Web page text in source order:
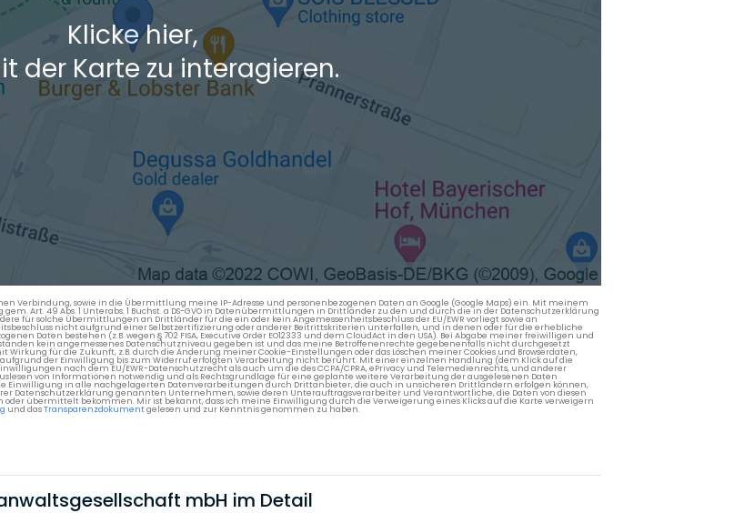
Klicke hier,
der Karte zu interagieren.
Verbindung, sowie in die Übermittlung meine IP-Adresse und personenbezogenen Daten an Google (Google Maps) ein. Mit meinem
Art. 49 Abs. 1 Unterabs. 1 Buchst. a DS-GVO in Datenübermittlungen in Drittländer zu den und durch die in der Datenschutzerklärung
für solche Übermittlungen an Drittländer für die ein oder kein Angemessenheitsbeschluss der EU/EWR vorliegt sowie an
nicht aufgrund einer Selbstzertifizierung oder anderer Beitrittskriterien unterfallen, und in denen oder für die erhebliche
Daten bestehen (z.B. wegen § 702 FISA, Executive Order EO12333 und dem CloudAct in den USA). Bei Abgabe meiner freiwilligen und
kein angemessenes Datenschutzniveau gegeben ist und das meine Betroffenenrechte gegebenenfalls nicht durchgesetzt
für die Zukunft, z.B. durch die Änderung meiner Cookie-Einstellungen oder das Löschen meiner Cookies und Browserdaten,
der Einwilligung bis zum Widerruf erfolgten Verarbeitung nicht berührt. Mit einer einzelnen Handlung (dem Klick auf die
nach dem EU/EWR-Datenschutzrecht als auch um die des CCPA/CPRA, ePrivacy und Telemedienrechts, und anderer
von Informationen notwendig und als Rechtsgrundlage für eine geplante weitere Verarbeitung der ausgelesenen Daten
Einwilligung in alle nachgelagerten Datenverarbeitungen durch Drittanbieter, die auch in unsicheren Drittländern erfolgen können,
Datenschutzerklärung genannten Unternehmen, sowie deren Unterauftragsverarbeiter und Verantwortliche, die Daten von diesen
übermittelt bekommen. Mir ist bekannt, dass ich meine Einwilligung durch die Verweigerung eines Klicks auf die Karte verweigern
und dasTransparenzdokumentgelesen und zur Kenntnis genommen zu haben.
mbH im Detail